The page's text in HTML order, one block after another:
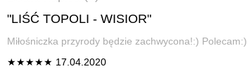
"LIŚĆ TOPOLI - WISIOR"
Miłośniczka przyrody będzie zachwycona!:) Polecam:)
★★★★★ 17.04.2020